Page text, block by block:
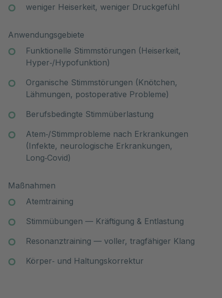
weniger Heiserkeit, weniger Druckgefühl
Anwendungsgebiete
Funktionelle Stimmstörungen (Heiserkeit,
Hyper‑/Hypofunktion)
Organische Stimmstörungen (Knötchen,
Lähmungen, postoperative Probleme)
Berufsbedingte Stimmüberlastung
Atem‑/Stimmprobleme nach Erkrankungen
(Infekte, neurologische Erkrankungen,
Long‑Covid)
Maßnahmen
Atemtraining
Stimmübungen — Kräftigung & Entlastung
Resonanztraining — voller, tragfähiger Klang
Körper‑ und Haltungskorrektur